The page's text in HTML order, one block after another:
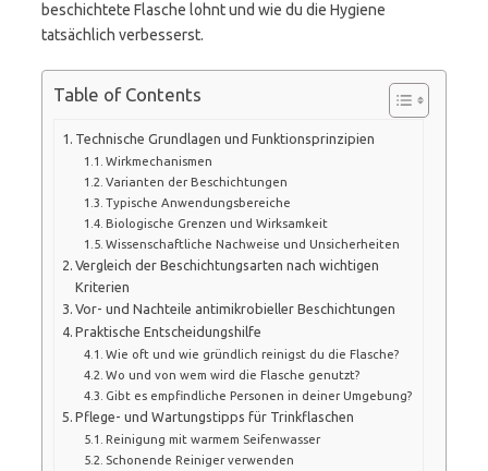
beschichtete Flasche lohnt und wie du die Hygiene
tatsächlich verbesserst.
Table of Contents
Technische Grundlagen und Funktionsprinzipien
Wirkmechanismen
Varianten der Beschichtungen
Typische Anwendungsbereiche
Biologische Grenzen und Wirksamkeit
Wissenschaftliche Nachweise und Unsicherheiten
Vergleich der Beschichtungsarten nach wichtigen
Kriterien
Vor- und Nachteile antimikrobieller Beschichtungen
Praktische Entscheidungshilfe
Wie oft und wie gründlich reinigst du die Flasche?
Wo und von wem wird die Flasche genutzt?
Gibt es empfindliche Personen in deiner Umgebung?
Pflege- und Wartungstipps für Trinkflaschen
Reinigung mit warmem Seifenwasser
Schonende Reiniger verwenden